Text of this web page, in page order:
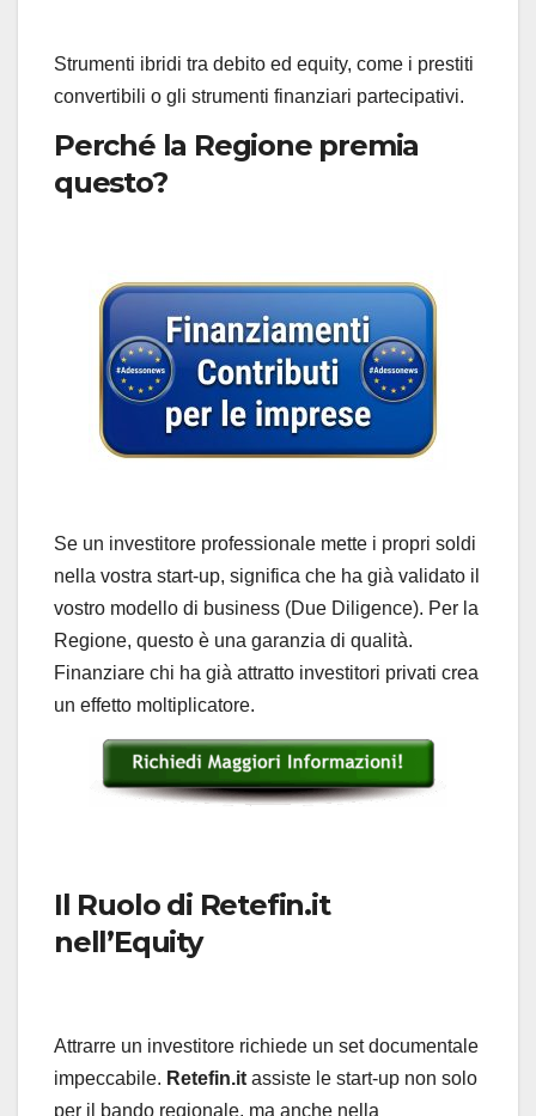
Strumenti ibridi tra debito ed equity, come i prestiti
convertibili o gli strumenti finanziari partecipativi.
Perché la Regione premia
questo?
Se un investitore professionale mette i propri soldi
nella vostra start-up, significa che ha già validato il
vostro modello di business (Due Diligence). Per la
Regione, questo è una garanzia di qualità.
Finanziare chi ha già attratto investitori privati crea
un effetto moltiplicatore.
Il Ruolo di Retefin.it
nell’Equity
Attrarre un investitore richiede un set documentale
impeccabile. Retefin.it assiste le start-up non solo
per il bando regionale, ma anche nella